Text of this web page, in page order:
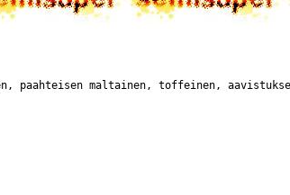
paahteisen maltainen, toffeinen,